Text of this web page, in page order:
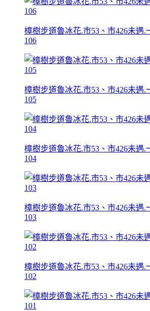
樟樹步道魯冰花.市53、市426未遇.
106
樟樹步道魯冰花.市53、市426未遇.
105
樟樹步道魯冰花.市53、市426未遇.
104
樟樹步道魯冰花.市53、市426未遇.
103
樟樹步道魯冰花.市53、市426未遇.
102